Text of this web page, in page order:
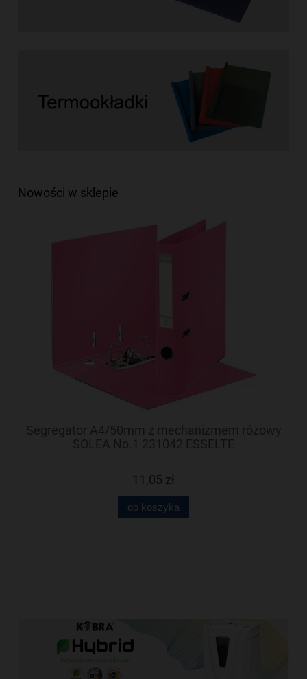
Nowości w sklepie
Segregator A4/50mm z mechanizmem różowy
SOLEA No.1 231042 ESSELTE
11,05 zł
do koszyka